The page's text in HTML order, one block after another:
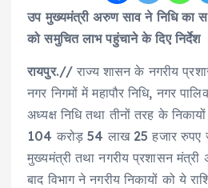
उप मुख्यमंत्री अरुण साव ने निधि का
को समुचित लाभ पहुंचाने के दिए निर्देश
रायपुर.// राज्य शासन के नगरीय
नगर निगमों में महापौर निधि, नगर
अध्यक्ष निधि तथा तीनों तरह के
104 करोड़ 54 लाख 25 हजार रुपए
मुख्यमंत्री तथा नगरीय प्रशासन
बाद विभाग ने नगरीय निकायों को ये